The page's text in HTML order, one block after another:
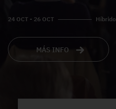
24 OCT - 26 OCT Híbrido
MÁS INFO